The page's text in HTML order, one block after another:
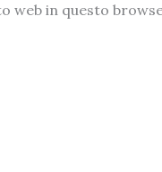
web in questo